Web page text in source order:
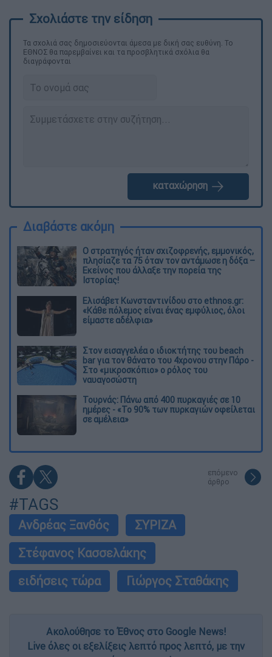
Τα σχολιά σας δημοσιεύονται άμεσα με δική σας ευθύνη. Το
ΕΘΝΟΣ θα παρεμβαίνει και τα προσβλητικά σχόλια θα
διαγράφονται
καταχώρηση
Διαβάστε ακόμη
O στρατηγός ήταν σχιζοφρενής, εμμονικός,
πλησίαζε τα 75 όταν τον αντάμωσε η δόξα –
Εκείνος που άλλαξε την πορεία της
Ιστορίας!
Ελισάβετ Κωνσταντινίδου στο ethnos.gr:
«Κάθε πόλεμος είναι ένας εμφύλιος, όλοι
είμαστε αδέλφια»
Στον εισαγγελέα ο ιδιοκτήτης του beach
bar για τον θάνατο του 4χρονου στην Πάρο -
Στο «μικροσκόπιο» ο ρόλος του
ναυαγοσώστη
Τουρνάς: Πάνω από 400 πυρκαγιές σε 10
ημέρες - «Το 90% των πυρκαγιών οφείλεται
σε αμέλεια»
επόμενο
άρθρο
#TAGS
Ανδρέας Ξανθός
ΣΥΡΙΖΑ
Στέφανος Κασσελάκης
ειδήσεις τώρα
Γιώργος Σταθάκης
Ακολούθησε το Έθνος στο Google News!
Live όλες οι εξελίξεις λεπτό προς λεπτό, με την